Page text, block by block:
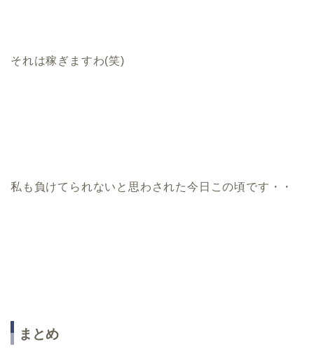
それは稼ぎますわ(笑)
私も負けてられないと思わされた今日この頃です・・
まとめ